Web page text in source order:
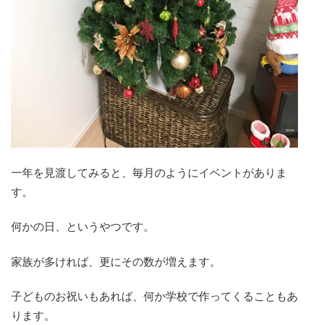
一年を見渡してみると、毎月のようにイベントがありま
す。
何かの日、というやつです。
家族が多ければ、更にその数が増えます。
子どものお祝いもあれば、何か学校で作ってくることもあ
ります。